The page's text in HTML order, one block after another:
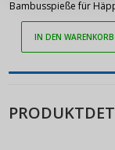
Bambusspieße für
IN DEN WARENKORB